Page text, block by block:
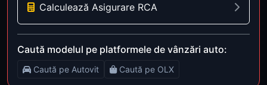
Calculează Asigurare RCA
Caută modelul pe platformele de vânzări auto:
Caută pe Autovit Caută pe OLX